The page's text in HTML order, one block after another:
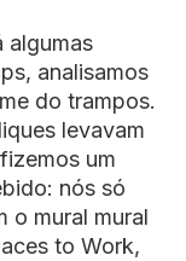
algumas
analisamos
do trampos.
levavam
um
nós só
o mural mural
to Work,